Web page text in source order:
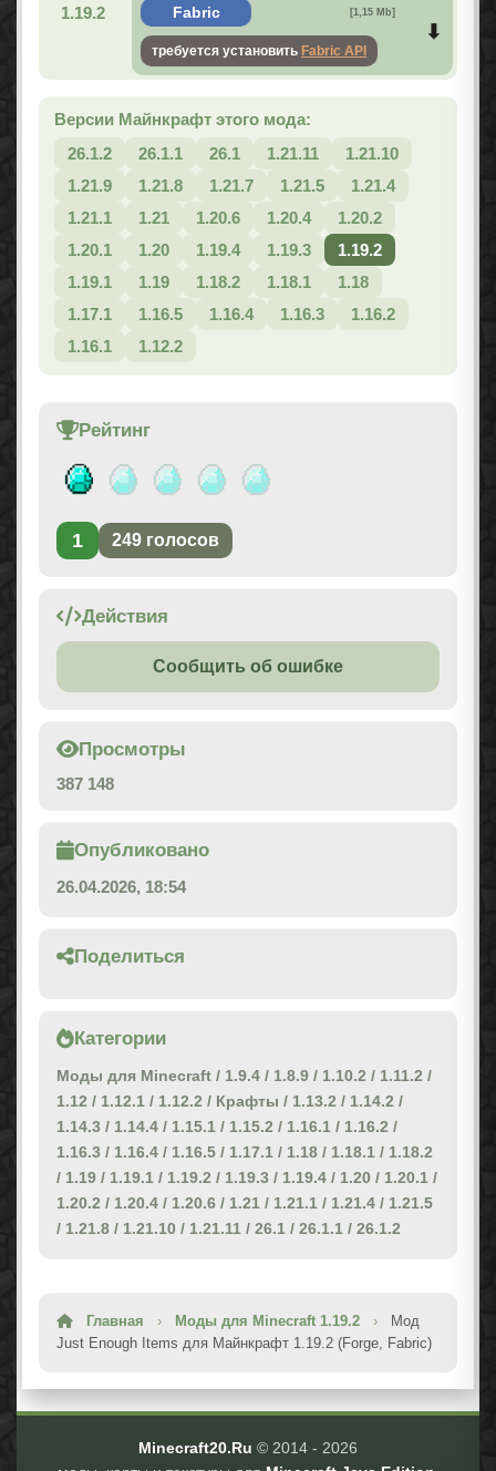
1.19.2 Fabric [1,15 Mb]
требуется установить Fabric API
Версии Майнкрафт этого мода:
26.1.2
26.1.1 26.1 1.21.11
1.21.10
1.21.9
1.21.8 1.21.7 1.21.5
1.21.4
1.21.1
1.21 1.20.6 1.20.4
1.20.2
1.20.1
1.20 1.19.4 1.19.3
1.19.2
1.19.1
1.19 1.18.2 1.18.1
1.18
1.17.1
1.16.5 1.16.4 1.16.3
1.16.2
1.16.1
1.12.2
Рейтинг
1 249 голосов
Действия
Сообщить об ошибке
Просмотры
387 148
Опубликовано
26.04.2026, 18:54
Поделиться
Категории
Моды для Minecraft / 1.9.4 / 1.8.9 / 1.10.2 / 1.11.2 /
1.12 / 1.12.1 / 1.12.2 / Крафты / 1.13.2 / 1.14.2 /
1.14.3 / 1.14.4 / 1.15.1 / 1.15.2 / 1.16.1 / 1.16.2 /
1.16.3 / 1.16.4 / 1.16.5 / 1.17.1 / 1.18 / 1.18.1 / 1.18.2
/ 1.19 / 1.19.1 / 1.19.2 / 1.19.3 / 1.19.4 / 1.20 / 1.20.1 /
1.20.2 / 1.20.4 / 1.20.6 / 1.21 / 1.21.1 / 1.21.4 / 1.21.5
/ 1.21.8 / 1.21.10 / 1.21.11 / 26.1 / 26.1.1 / 26.1.2
Главная › Моды для Minecraft 1.19.2 ›
Мод
Just Enough Items для Майнкрафт 1.19.2 (Forge, Fabric)
Minecraft20.Ru © 2014 - 2026